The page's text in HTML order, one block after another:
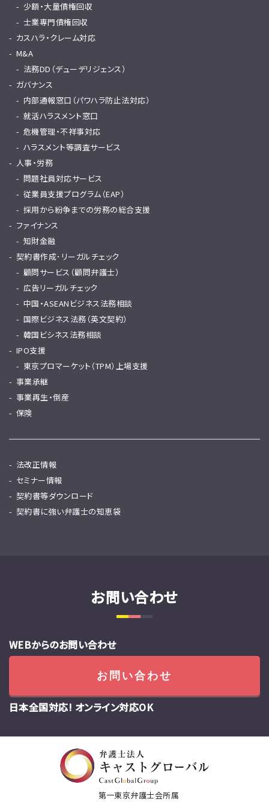
少額・大量債権回収
士業専門債権回収
カスハラ・クレーム対応
M&A
法務DD（デューデリジェンス）
ガバナンス
内部通報窓口（パワハラ防止法対応）
就活ハラスメント窓口
危機管理・不祥事対応
ハラスメント等調査サービス
人事・労務
問題社員対応サービス
従業員支援プログラム（EAP）
採用から紛争までの労務の総合支援
ファイナンス
知財金融
契約書作成･リーガルチェック
顧問サービス（顧問弁護士）
広告リーガルチェック
中国・ASEANビジネス法務相談
国際ビジネス法務（英文契約）
韓国ビシネス法務相談
IPO支援
東京プロマーケット（TPM）上場支援
事業承継
事業再生・倒産
保険
法改正情報
セミナー情報
契約書等ダウンロード
契約書に強い弁護士の知恵袋
お問い合わせ
WEBからのお問い合わせ
お問い合わせ
日本全国対応! オンライン対応OK
第一東京弁護士会所属